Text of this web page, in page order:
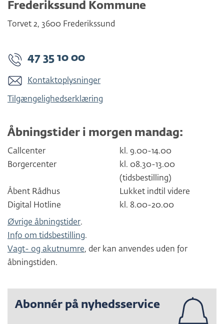
Frederikssund Kommune
Torvet 2, 3600 Frederikssund
47 35 10 00
Kontaktoplysninger
Tilgængelighedserklæring
Åbningstider i morgen mandag:
Callcenter
kl. 9.00-14.00
Borgercenter
kl. 08.30-13.00
(tidsbestilling)
Åbent Rådhus
Lukket indtil videre
Digital Hotline
kl. 8.00-20.00
Øvrige åbningstider.
Info om tidsbestilling.
Vagt- og akutnumre, der kan anvendes uden for
åbningstiden.
Abonnér på nyhedsservice